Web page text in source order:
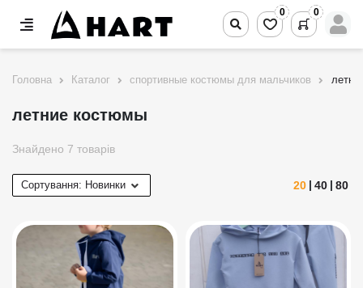
0 0
Головна Каталог спортивные костюмы для мальчиков
летние костюмы
Знайдено 7 товарів
Сортування: Новинки 20 40 80